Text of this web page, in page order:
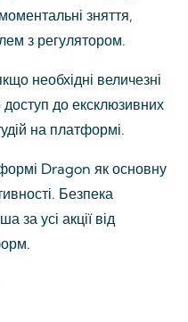
зняття,
з регулятором.
необхідні величезні
доступ до ексклюзивних
на платформі.
Dragon як основну
Безпека
за усі акції від